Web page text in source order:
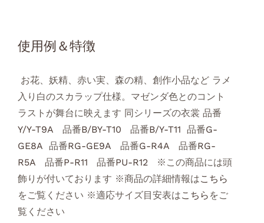
使用例＆特徴
お花、妖精、赤い実、森の精、創作小品など ラメ
入り白のスカラップ仕様。マゼンダ色とのコント
ラストが舞台に映えます 同シリーズの衣裳 品番
Y/Y-T9A 品番B/BY-T10 品番B/Y-T11 品番G-
GE8A 品番RG-GE9A 品番G-R4A 品番RG-
R5A 品番P-R11 品番PU-R12 ※この商品には頭
飾りが付いております ※商品の詳細情報はこちら
をご覧ください ※適応サイズ目安表はこちら をご
覧ください